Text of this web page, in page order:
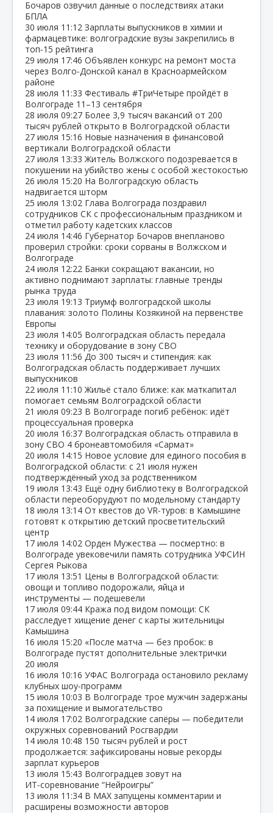
Бочаров озвучил данные о последствиях атаки
БПЛА
30 июля 11:12 Зарплаты выпускников в химии и
фармацевтике: волгоградские вузы закрепились в
топ‑15 рейтинга
29 июля 17:46 Объявлен конкурс на ремонт моста
через Волго‑Донской канал в Красноармейском
районе
28 июля 11:33 Фестиваль #ТриЧетыре пройдёт в
Волгограде 11–13 сентября
28 июля 09:27 Более 3,9 тысяч вакансий от 200
тысяч рублей открыто в Волгоградской области
27 июля 15:16 Новые назначения в финансовой
вертикали Волгоградской области
27 июля 13:33 Житель Волжского подозревается в
покушении на убийство жены с особой жестокостью
26 июля 15:20 На Волгоградскую область
надвигается шторм
25 июля 13:02 Глава Волгограда поздравил
сотрудников СК с профессиональным праздником и
отметил работу кадетских классов
24 июля 14:46 Губернатор Бочаров внепланово
проверил стройки: сроки сорваны в Волжском и
Волгограде
24 июля 12:22 Банки сокращают вакансии, но
активно поднимают зарплаты: главные тренды
рынка труда
23 июля 19:13 Триумф волгоградской школы
плавания: золото Полины Козякиной на первенстве
Европы
23 июля 14:05 Волгоградская область передала
технику и оборудование в зону СВО
23 июля 11:56 До 300 тысяч и стипендия: как
Волгоградская область поддерживает лучших
выпускников
22 июля 11:10 Жильё стало ближе: как маткапитал
помогает семьям Волгоградской области
21 июля 09:23 В Волгограде погиб ребёнок: идёт
процессуальная проверка
20 июля 16:37 Волгоградская область отправила в
зону СВО 4 бронеавтомобиля «Сармат»
20 июля 14:15 Новое условие для единого пособия в
Волгоградской области: с 21 июля нужен
подтверждённый уход за родственником
19 июля 13:43 Ещё одну библиотеку в Волгоградской
области переоборудуют по модельному стандарту
18 июля 13:14 От квестов до VR‑туров: в Камышине
готовят к открытию детский просветительский
центр
17 июля 14:02 Орден Мужества — посмертно: в
Волгограде увековечили память сотрудника УФСИН
Сергея Рыкова
17 июля 13:51 Цены в Волгоградской области:
овощи и топливо подорожали, яйца и
инструменты — подешевели
17 июля 09:44 Кража под видом помощи: СК
расследует хищение денег с карты жительницы
Камышина
16 июля 15:20 «После матча — без пробок: в
Волгограде пустят дополнительные электрички
20 июля
16 июля 10:16 УФАС Волгограда остановило рекламу
клубных шоу‑программ
15 июля 10:03 В Волгограде трое мужчин задержаны
за похищение и вымогательство
14 июля 17:02 Волгоградские сапёры — победители
окружных соревнований Росгвардии
14 июля 10:48 150 тысяч рублей и рост
продолжается: зафиксированы новые рекорды
зарплат курьеров
13 июля 15:43 Волгоградцев зовут на
ИТ‑соревнование “Нейроигры”
13 июля 11:34 В МАХ запущены комментарии и
расширены возможности авторов